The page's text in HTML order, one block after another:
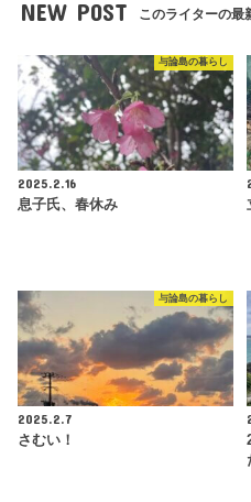
NEW POST このライターの最
与論島の暮らし
2025.2.16
息子氏、春休み
与論島の暮らし
2025.2.7
さむい！